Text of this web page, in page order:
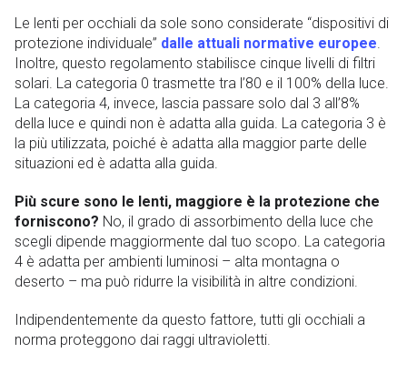
Le lenti per occhiali da sole sono considerate “dispositivi di
protezione individuale” dalle attuali normative europee.
Inoltre, questo regolamento stabilisce cinque livelli di filtri
solari. La categoria 0 trasmette tra l’80 e il 100% della luce.
La categoria 4, invece, lascia passare solo dal 3 all’8%
della luce e quindi non è adatta alla guida. La categoria 3 è
la più utilizzata, poiché è adatta alla maggior parte delle
situazioni ed è adatta alla guida.
Più scure sono le lenti, maggiore è la protezione che
forniscono? No, il grado di assorbimento della luce che
scegli dipende maggiormente dal tuo scopo. La categoria
4 è adatta per ambienti luminosi – alta montagna o
deserto – ma può ridurre la visibilità in altre condizioni.
Indipendentemente da questo fattore, tutti gli occhiali a
norma proteggono dai raggi ultravioletti.